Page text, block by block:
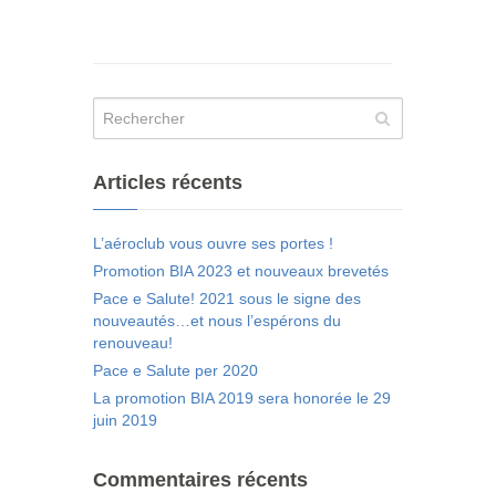
Articles récents
L’aéroclub vous ouvre ses portes !
Promotion BIA 2023 et nouveaux brevetés
Pace e Salute! 2021 sous le signe des
nouveautés…et nous l’espérons du
renouveau!
Pace e Salute per 2020
La promotion BIA 2019 sera honorée le 29
juin 2019
Commentaires récents